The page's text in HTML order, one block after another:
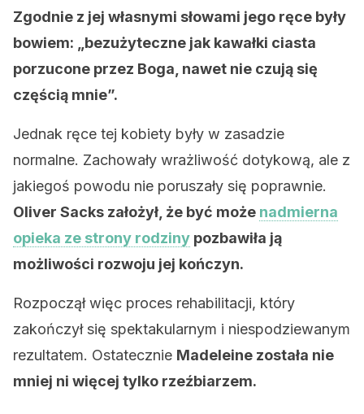
Zgodnie z jej własnymi słowami jego ręce były
bowiem: „bezużyteczne jak kawałki ciasta
porzucone przez Boga, nawet nie czują się
częścią mnie”.
Jednak ręce tej kobiety były w zasadzie
normalne. Zachowały wrażliwość dotykową, ale z
jakiegoś powodu nie poruszały się poprawnie.
Oliver Sacks założył, że być może nadmierna
opieka ze strony rodziny pozbawiła ją
możliwości rozwoju jej kończyn.
Rozpoczął więc proces rehabilitacji, który
zakończył się spektakularnym i niespodziewanym
rezultatem. Ostatecznie Madeleine została nie
mniej ni więcej tylko rzeźbiarzem.